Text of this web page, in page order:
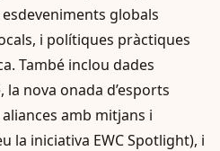
globals
i polítiques pràctiques
També inclou dades
nova onada d’esports
amb mitjans i
la iniciativa EWC Spotlight), i